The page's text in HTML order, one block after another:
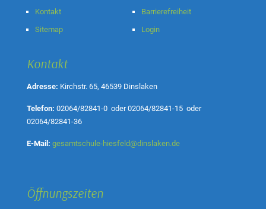
Kontakt
Sitemap
Barrierefreiheit
Login
Kontakt
Adresse: Kirchstr. 65, 46539 Dinslaken
Telefon: 02064/82841-0 oder02064/82841-15 oder
02064/82841-36
E-Mail: gesamtschule-hiesfeld@dinslaken.de
Öffnungszeiten